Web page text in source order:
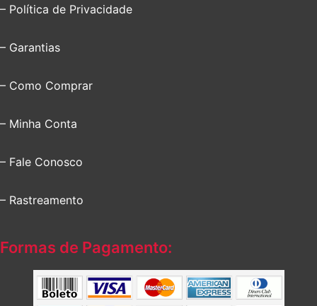
– Política de Privacidade
– Garantias
– Como Comprar
– Minha Conta
– Fale Conosco
– Rastreamento
Formas de Pagamento: